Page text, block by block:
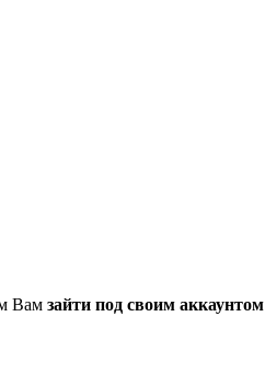
Вам зайти под своим аккаунтом